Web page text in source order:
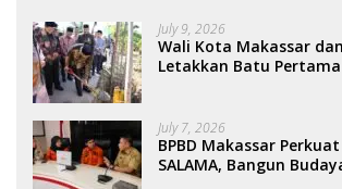
July 9, 2026
Wali Kota Makassar
Letakkan Batu
July 7, 2026
BPBD Makassar
SALAMA, Bangun